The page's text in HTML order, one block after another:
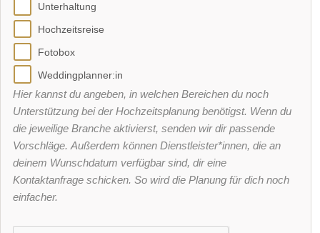
Unterhaltung
Hochzeitsreise
Fotobox
Weddingplanner:in
Hier kannst du angeben, in welchen Bereichen du noch
Unterstützung bei der Hochzeitsplanung benötigst. Wenn du
die jeweilige Branche aktivierst, senden wir dir passende
Vorschläge. Außerdem können Dienstleister*innen, die an
deinem Wunschdatum verfügbar sind, dir eine
Kontaktanfrage schicken. So wird die Planung für dich noch
einfacher.